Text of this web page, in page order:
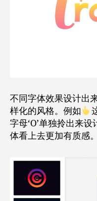
不同字体效果设计出
样化的风格。例如
字母‘O’单独拎出来
体看上去更加有质感。